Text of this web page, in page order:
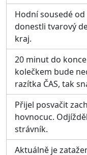
Hodní sousedé
donestli tvarový
kraj.
20 minut do
kolečkem bude
razítka ČAS, tak
Přijel posvačit
hovnocuc.
strávník.
Aktuálně je